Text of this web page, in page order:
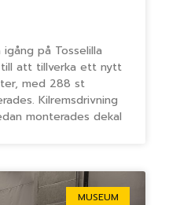
på Tosselilla
till att tillverka ett nytt
med 288 st
Kilremsdrivning
monterades dekal
MUSEUM